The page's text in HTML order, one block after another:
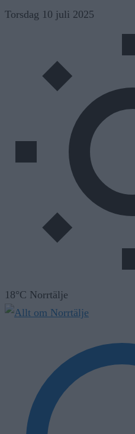
Torsdag 10 juli 2025
18°C Norrtälje